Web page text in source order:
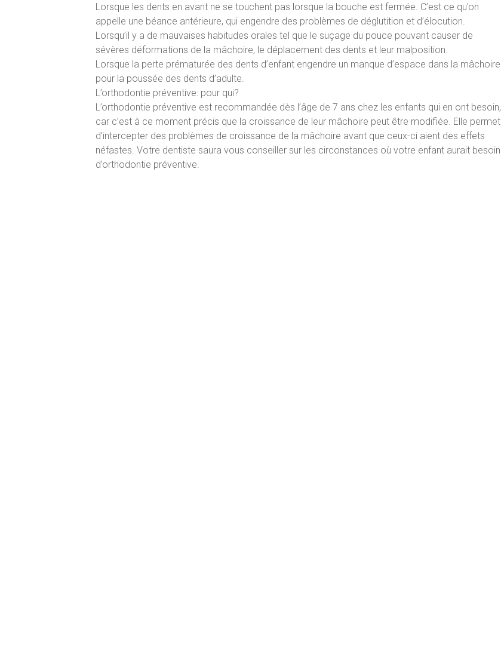
Lorsque les dents en avant ne se touchent pas lorsque la bouche est fermée. C’est ce qu’on
appelle une béance antérieure, qui engendre des problèmes de déglutition et d’élocution.
Lorsqu’il y a de mauvaises habitudes orales tel que le suçage du pouce pouvant causer de
sévères déformations de la mâchoire, le déplacement des dents et leur malposition.
Lorsque la perte prématurée des dents d’enfant engendre un manque d’espace dans la mâchoire
pour la poussée des dents d’adulte.
L’orthodontie préventive: pour qui?
L’orthodontie préventive est recommandée dès l’âge de 7 ans chez les enfants qui en ont besoin,
car c’est à ce moment précis que la croissance de leur mâchoire peut être modifiée. Elle permet
d’intercepter des problèmes de croissance de la mâchoire avant que ceux-ci aient des effets
néfastes. Votre dentiste saura vous conseiller sur les circonstances où votre enfant aurait besoin
d’orthodontie préventive.